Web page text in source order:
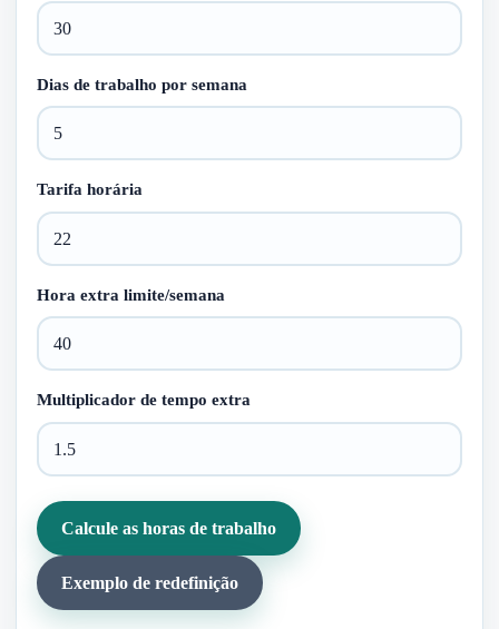
Dias de trabalho por semana
Tarifa horária
Hora extra limite/semana
Multiplicador de tempo extra
Calcule as horas de trabalho
Exemplo de redefinição